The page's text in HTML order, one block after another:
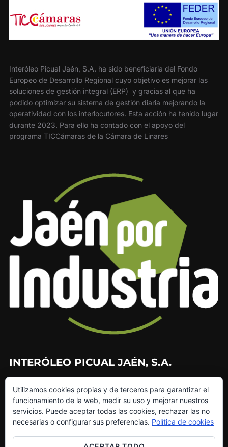
Interóleo Picual Jaén, S.A. ha sido beneficiaria del Fondo
Europeo de Desarrollo Regional cuyo objetivo es mejorar las
soluciones de gestión integral (ERP) y gracias al que ha
podido optimizar su sistema de gestión diaria mejorando la
operatividad con los interlocutores. Esta acción ha tenido lugar
durante 2023. Para ello ha contado con el apoyo del
programa TICCámaras de la Cámara de Linares
INTERÓLEO PICUAL JAÉN, S.A.
953 226 010
953 272 499
info@interoleo.com
canaldedenuncias@interoleo.com
Utilizamos cookies propias y de terceros para garantizar el
funcionamiento de la web, medir su uso y mejorar nuestros
servicios. Puede aceptar todas las cookies, rechazar las no
necesarias o configurar sus preferencias. Política de cookies